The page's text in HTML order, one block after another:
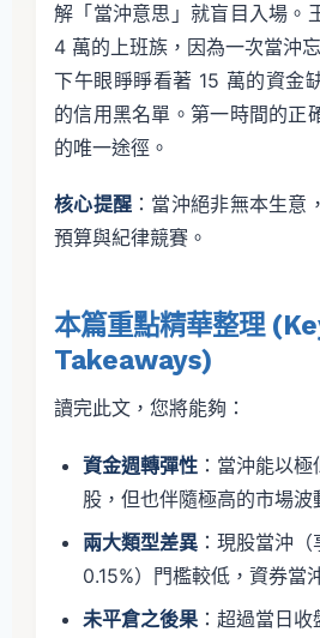
解「當沖意思」就盲目入場。
4 萬的上班族，因為一次當沖
下午眼睜睜看著 15 萬的資金
的信用黑名單。第一時間的正
的唯一途徑。
核心提醒 ：當沖絕非無本生意
預算與紀律競賽。
本篇重點精華整理
Takeaways)
讀完此文，您將能夠：
資金週轉彈性 ：當沖能以
股，但也伴隨極高的市場波
兩大類型差異 ：現股當沖
0.15%）門檻較低，資券當
未平倉之後果 ：超過當日